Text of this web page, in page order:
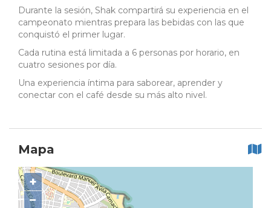
Durante la sesión, Shak compartirá su experiencia en el
campeonato mientras prepara las bebidas con las que
conquistó el primer lugar.
Cada rutina está limitada a 6 personas por horario, en
cuatro sesiones por día.
Una experiencia íntima para saborear, aprender y
conectar con el café desde su más alto nivel.
Mapa
+
−